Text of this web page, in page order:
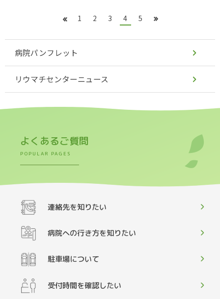
1 2 3 4 5
病院パンフレット
リウマチセンターニュース
よくあるご質問
POPULAR PAGES
連絡先を知りたい
病院への行き方を知りたい
駐車場について
受付時間を確認したい